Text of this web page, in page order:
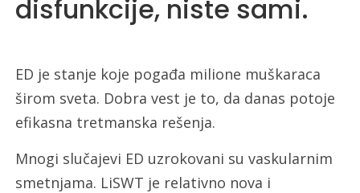
disfunkcije, niste sami.
ED je stanje koje pogađa milione muškaraca
širom sveta. Dobra vest je to, da danas potoje
efikasna tretmanska rešenja.
Mnogi slučajevi ED uzrokovani su vaskularnim
smetnjama. LiSWT je relativno nova i